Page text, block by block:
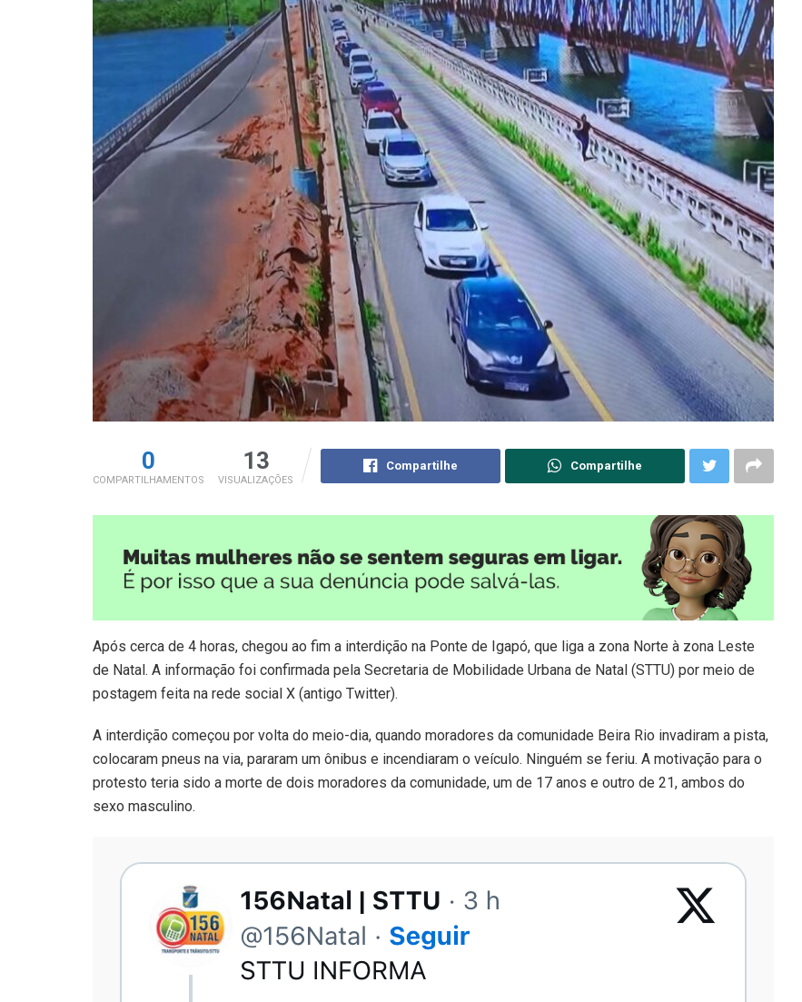
0
COMPARTILHAMENTOS
13
VISUALIZAÇÕES
Compartilhe Compartilhe
Após cerca de 4 horas, chegou ao fim a interdição na Ponte de Igapó, que liga a zona Norte à zona Leste
de Natal. A informação foi confirmada pela Secretaria de Mobilidade Urbana de Natal (STTU) por meio de
postagem feita na rede social X (antigo Twitter).
A interdição começou por volta do meio-dia, quando moradores da comunidade Beira Rio invadiram a pista,
colocaram pneus na via, pararam um ônibus e incendiaram o veículo. Ninguém se feriu. A motivação para o
protesto teria sido a morte de dois moradores da comunidade, um de 17 anos e outro de 21, ambos do
sexo masculino.